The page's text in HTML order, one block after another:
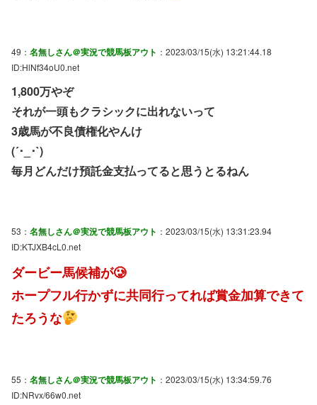
49： 名無しさん＠実況で競馬板アウト ：2023/03/15(水) 13:21:44.18
ID:HlNf34oU0.net
1,800万やぞ
それが一頭もクラシックに出れないって
3歳馬が不良債権化やんけ
(´･_･`)
毎月どんだけ預託金支払ってると思うとるねん
53： 名無しさん＠実況で競馬板アウト ：2023/03/15(水) 13:31:23.94
ID:KTJXB4cL0.net
ダービー馬候補が🥲
ホープフル行かずに共同行ってれば賞金加算できて
たろうな
55： 名無しさん＠実況で競馬板アウト ：2023/03/15(水) 13:34:59.76
ID:NRvx/66w0.net